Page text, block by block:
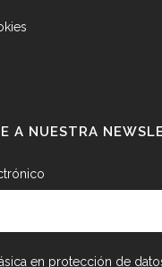
A NUESTRA
en protección de